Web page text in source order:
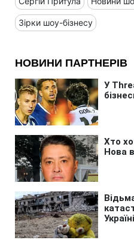
Зірки шоу-бізнесу